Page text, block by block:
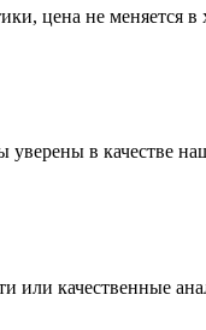
цена не меняется в
уверены в качестве
или качественные